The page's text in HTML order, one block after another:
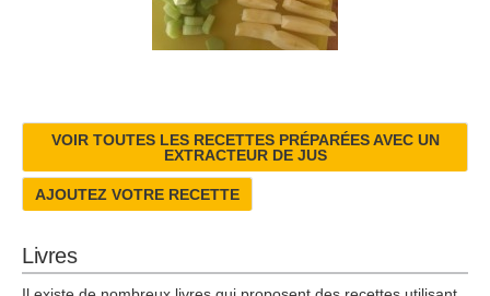
VOIR TOUTES LES RECETTES PRÉPARÉES AVEC UN
EXTRACTEUR DE JUS
AJOUTEZ VOTRE RECETTE
Livres